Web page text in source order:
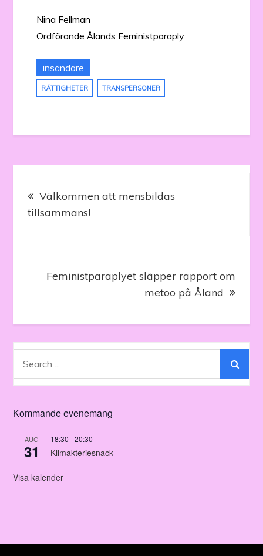
Nina Fellman
Ordförande Ålands Feministparaply
insändare
RÄTTIGHETER TRANSPERSONER
Välkommen att mensbildas
tillsammans!
Feministparaplyet släpper rapport om
metoo på Åland
Kommande evenemang
AUG
31
18:30 -20:30
Klimakteriesnack
Visa kalender